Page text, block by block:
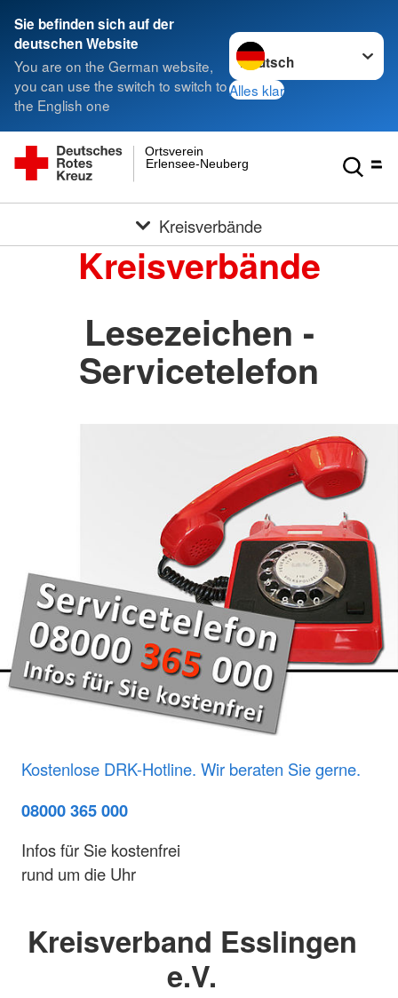
Sie befinden sich auf der
deutschen Website
You are on the German website,
you can use the switch to switch to
the English one
Sprache wechseln zu
Alles klar
Erlensee-Neuberg
Ortsverein
Kreisverbände
Kreisverbände
Lesezeichen -
Servicetelefon
Kostenlose DRK-Hotline. Wir beraten Sie gerne.
08000 365 000
Infos für Sie kostenfrei
rund um die Uhr
Kreisverband Esslingen
e.V.